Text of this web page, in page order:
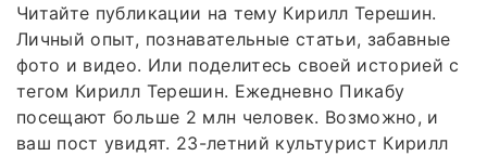
Читайте публикации на тему Кирилл Терешин.
Личный опыт, познавательные статьи, забавные
фото и видео. Или поделитесь своей историей с
тегом Кирилл Терешин. Ежедневно Пикабу
посещают больше 2 млн человек. Возможно, и
ваш пост увидят. 23-летний культурист Кирилл